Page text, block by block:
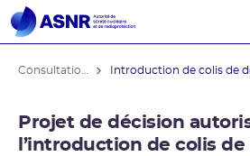
Introduction de colis de
Projet de décision
l’introduction de colis